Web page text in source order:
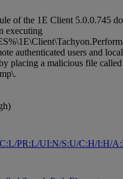
of the 1E Client 5.0.0.745
executing
authenticated users and
placing a malicious file
PR:L/UI:N/S:U/C:H/I:H/